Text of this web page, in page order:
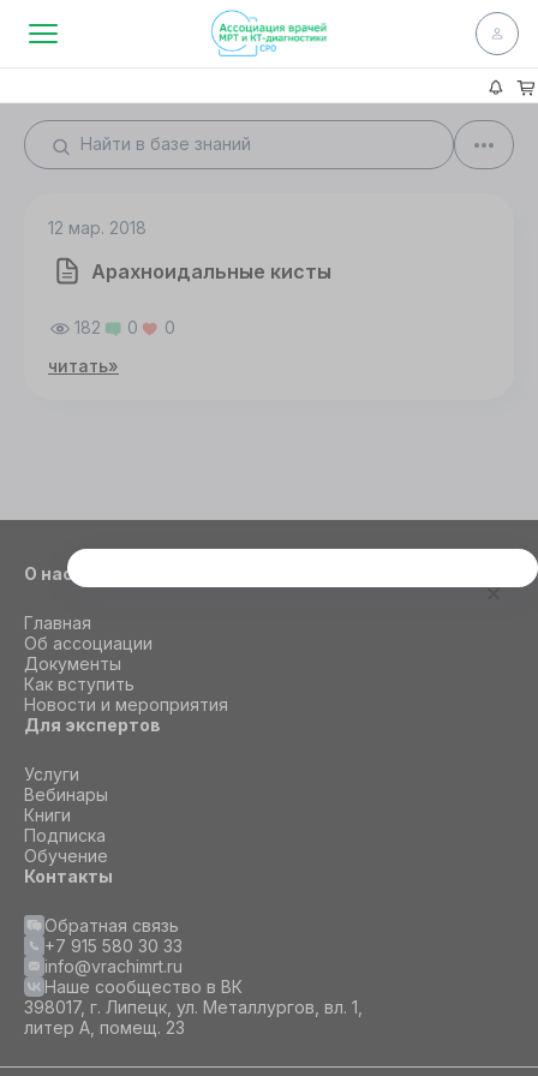
12 мар. 2018
Арахноидальные кисты
182 0
0
читать»
О нас
Главная
Об ассоциации
Документы
Как вступить
Новости и мероприятия
Для экспертов
Услуги
Вебинары
Книги
Подписка
Обучение
Контакты
Обратная связь
+7 915 580 30 33
info@vrachimrt.ru
Наше сообщество в ВК
398017, г. Липецк, ул. Металлургов, вл. 1,
литер А, помещ. 23
Этот сайт использует cookie
Для корректной работы данного сайта
необходимы файлы cookie
СОГЛАСИЕ ПОДРОБНОСТИ